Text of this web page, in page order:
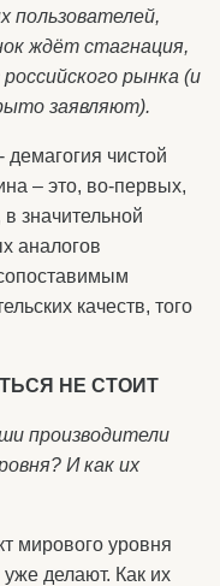
пользователей,
ждёт стагнация,
рынка (и
заявляют).
чистой
– это, во-первых,
значительной
аналогов
качеств, того
НЕ СТОИТ
производители
И как их
мирового уровня
делают. Как их